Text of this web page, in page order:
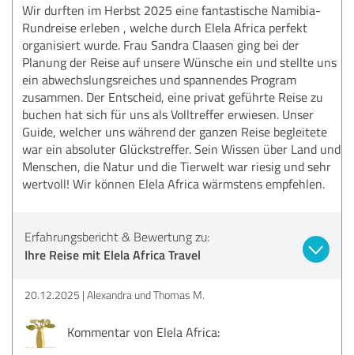
Wir durften im Herbst 2025 eine fantastische Namibia-
Rundreise erleben , welche durch Elela Africa perfekt
organisiert wurde. Frau Sandra Claasen ging bei der
Planung der Reise auf unsere Wünsche ein und stellte uns
ein abwechslungsreiches und spannendes Program
zusammen. Der Entscheid, eine privat geführte Reise zu
buchen hat sich für uns als Volltreffer erwiesen. Unser
Guide, welcher uns während der ganzen Reise begleitete
war ein absoluter Glückstreffer. Sein Wissen über Land und
Menschen, die Natur und die Tierwelt war riesig und sehr
wertvoll! Wir können Elela Africa wärmstens empfehlen.
Erfahrungsbericht & Bewertung zu:
Ihre Reise mit Elela Africa Travel
20.12.2025 Alexandra und Thomas M.
Kommentar von Elela Africa: